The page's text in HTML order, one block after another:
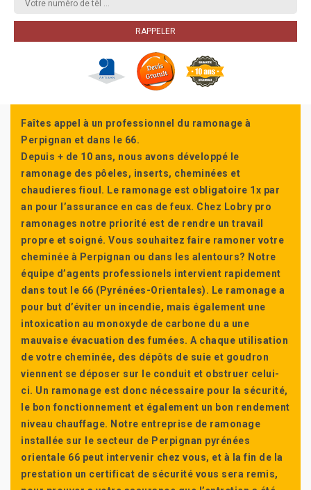
Faîtes appel à un professionnel du ramonage à
Perpignan et dans le 66.
Depuis + de 10 ans, nous avons développé le
ramonage des pôeles, inserts, cheminées et
chaudieres fioul. Le ramonage est obligatoire 1x par
an pour l’assurance en cas de feux. Chez Lobry pro
ramonages notre priorité est de rendre un travail
propre et soigné. Vous souhaitez faire ramoner votre
cheminée à Perpignan ou dans les alentours? Notre
équipe d’agents professionels intervient rapidement
dans tout le 66 (Pyrénées-Orientales). Le ramonage a
pour but d’éviter un incendie, mais également une
intoxication au monoxyde de carbone du a une
mauvaise évacuation des fumées. A chaque utilisation
de votre cheminée, des dépôts de suie et goudron
viennent se déposer sur le conduit et obstruer celui-
ci. Un ramonage est donc nécessaire pour la sécurité,
le bon fonctionnement et également un bon rendement
niveau chauffage. Notre entreprise de ramonage
installée sur le secteur de Perpignan pyrénées
orientale 66 peut intervenir chez vous, et à la fin de la
prestation un certificat de sécurité vous sera remis,